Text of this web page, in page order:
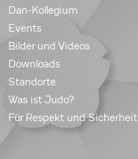
Dan-Kollegium
Events
Bilder und Videos
Downloads
Standorte
Was ist Judo?
Für Respekt und Sicherheit